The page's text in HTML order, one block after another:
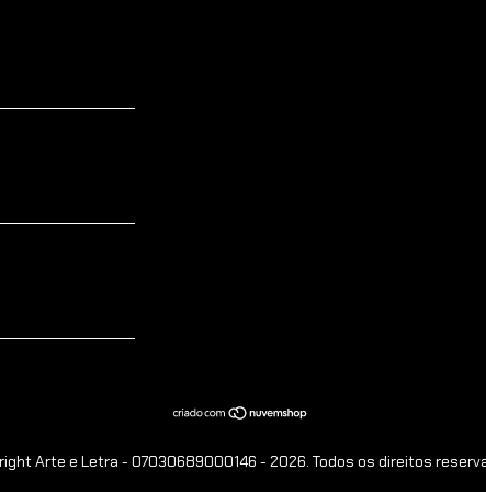
Arte e Letra - 07030689000146 - 2026. Todos os direitos